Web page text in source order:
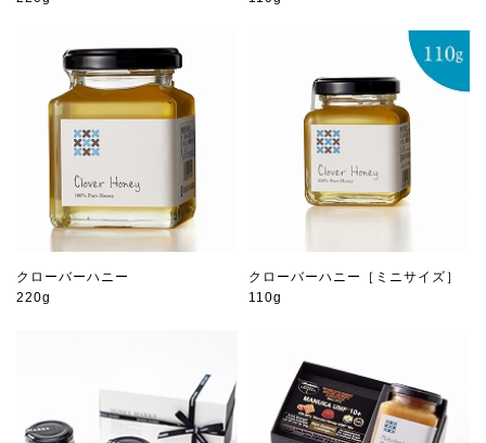
クローバーハニー
220g
クローバーハニー［ミニサイズ］
110g